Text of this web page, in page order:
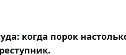
когда порок